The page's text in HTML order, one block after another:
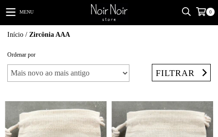
MENU 0
Início / Zircônia AAA
Ordenar por
FILTRAR